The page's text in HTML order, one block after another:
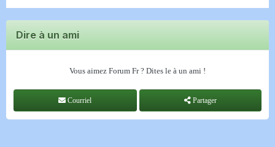
Dire à un ami
Vous aimez Forum Fr ? Dites le à un ami !
Courriel Partager